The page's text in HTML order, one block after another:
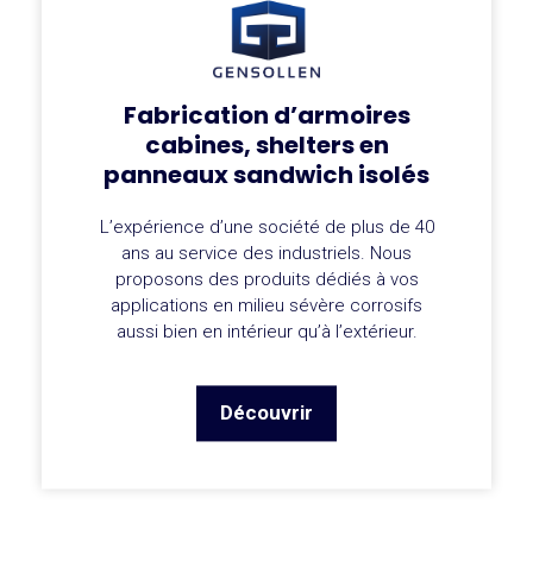
Fabrication d’armoires
cabines, shelters en
panneaux sandwich isolés
L’expérience d’une société de plus de 40
ans au service des industriels. Nous
proposons des produits dédiés à vos
applications en milieu sévère corrosifs
aussi bien en intérieur qu’à l’extérieur.
Découvrir